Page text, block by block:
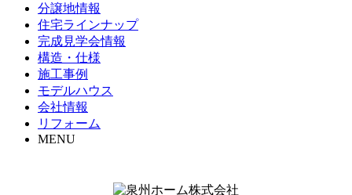
分譲地情報
住宅ラインナップ
完成見学会情報
構造・仕様
施工事例
モデルハウス
会社情報
リフォーム
MENU